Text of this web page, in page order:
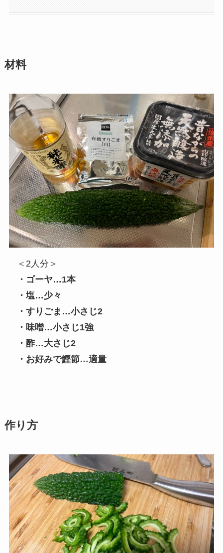
材料
＜2人分＞
・ゴーヤ…1本
・塩…少々
・すりごま…小さじ2
・味噌…小さじ1強
・酢…大さじ2
・お好みで鰹節…適量
作り方